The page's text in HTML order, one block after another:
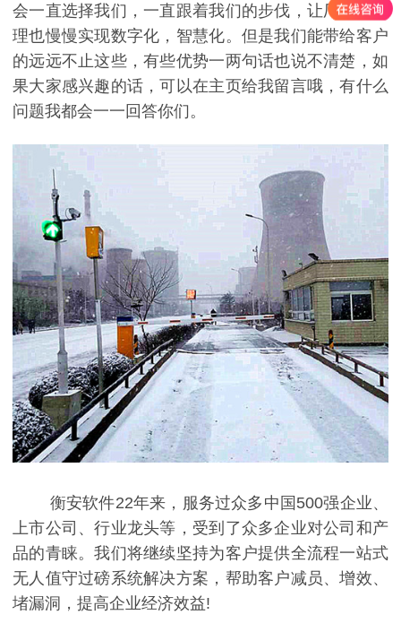
会一直选择我们，一直跟着我们的步伐，让厂区的管
理也慢慢实现数字化，智慧化。但是我们能带给客户
的远远不止这些，有些优势一两句话也说不清楚，如
果大家感兴趣的话，可以在主页给我留言哦，有什么
问题我都会一一回答你们。
衡安软件22年来，服务过众多中国500强企业、
上市公司、行业龙头等，受到了众多企业对公司和产
品的青睐。我们将继续坚持为客户提供全流程一站式
无人值守过磅系统解决方案，帮助客户减员、增效、
堵漏洞，提高企业经济效益!